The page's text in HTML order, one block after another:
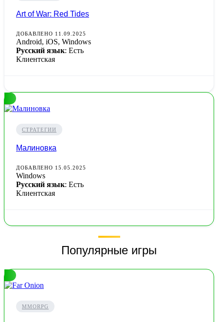
Art of War: Red Tides
ДОБАВЛЕНО 11.09.2025
Android, iOS, Windows
Русский язык: Есть
Клиентская
СТРАТЕГИИ
Малиновка
ДОБАВЛЕНО 15.05.2025
Windows
Русский язык: Есть
Клиентская
Популярные игры
MMORPG